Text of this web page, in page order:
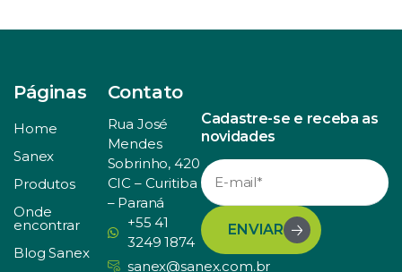
Páginas
Home
Sanex
Produtos
Onde
encontrar
Blog Sanex
Contato
Rua José
Mendes
Sobrinho, 420
CIC – Curitiba
– Paraná
+55 41
3249 1874
sanex@sanex.com.br
Cadastre-se e receba as
novidades
ENVIAR